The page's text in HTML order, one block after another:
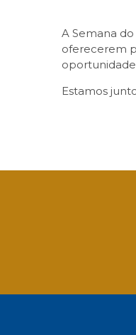
A Semana
oferecerem
Estamos